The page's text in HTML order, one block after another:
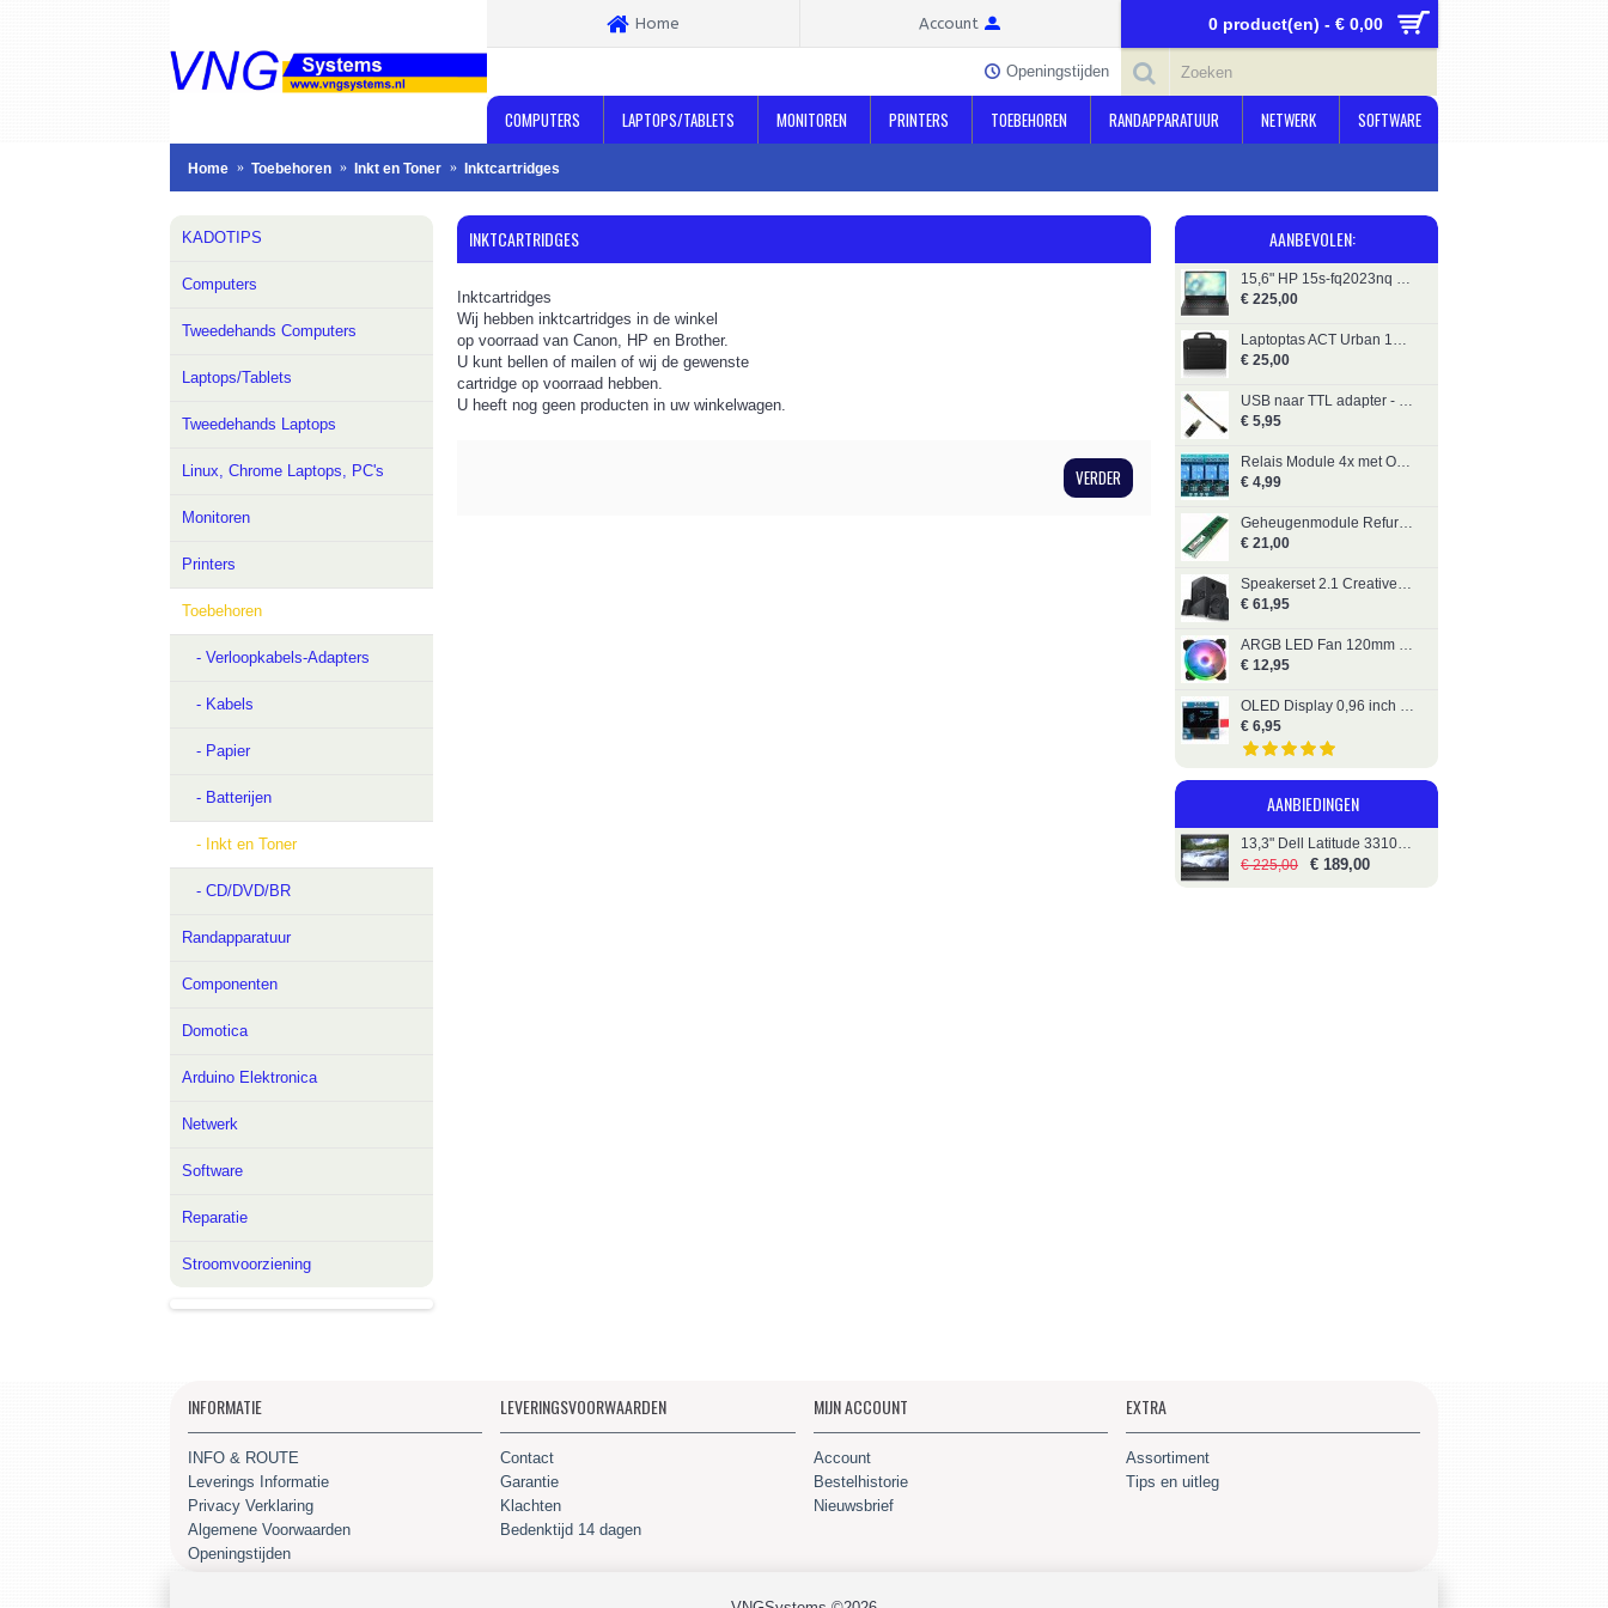
Home Account 0 product(en) - € 0,00
Openingstijden
COMPUTERS LAPTOPS/TABLETS MONITOREN PRINTERS TOEBEHOREN RANDAPPARATUUR NETWERK SOFTWARE
Home Toebehoren Inkt en Toner Inktcartridges
KADOTIPS
Computers
Tweedehands Computers
Laptops/Tablets
Tweedehands Laptops
Linux, Chrome Laptops, PC's
Monitoren
Printers
Toebehoren
- Verloopkabels-Adapters
- Kabels
- Papier
- Batterijen
- Inkt en Toner
- CD/DVD/BR
Randapparatuur
Componenten
Domotica
Arduino Elektronica
Netwerk
Software
Reparatie
Stroomvoorziening
AANBEVOLEN:
15,6" HP 15s-fq2023nq - i3 Ref.-16GB
€ 225,00
Laptoptas ACT Urban 16" Zwart
€ 25,00
USB naar TTL adapter - FTDI Compatible
€ 5,95
Relais Module 4x met Optocouplers
€ 4,99
Geheugenmodule Refurbished DDR3 - 8GB - 1600MHz - 1.5V
€ 21,00
Speakerset 2.1 Creative SBS E2500
€ 61,95
ARGB LED Fan 120mm Gelid Dual Ring Stella
€ 12,95
OLED Display 0,96 inch 128x64 Blauw II2C
€ 6,95
AANBIEDINGEN
13,3" Dell Latitude 3310 - i5 - 256GB SSD
€ 225,00
€ 189,00
INKTCARTRIDGES
Inktcartridges
Wij hebben inktcartridges in de winkel
op voorraad van Canon, HP en Brother.
U kunt bellen of mailen of wij de gewenste
cartridge op voorraad hebben.
U heeft nog geen producten in uw winkelwagen.
VERDER
INFORMATIE
INFO & ROUTE
Leverings Informatie
Privacy Verklaring
Algemene Voorwaarden
Openingstijden
LEVERINGSVOORWAARDEN
Contact
Garantie
Klachten
Bedenktijd 14 dagen
MIJN ACCOUNT
Account
Bestelhistorie
Nieuwsbrief
EXTRA
Assortiment
Tips en uitleg